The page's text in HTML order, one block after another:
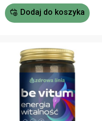
Dodaj do koszyka